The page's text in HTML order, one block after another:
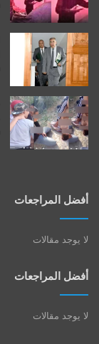
أفضل المراجعات
لا يوجد مقالات
أفضل المراجعات
لا يوجد مقالات